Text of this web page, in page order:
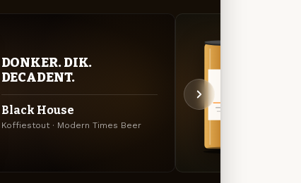
DONKER. DIK.
DECADENT.
Black House
Koffiestout · Modern Times Beer